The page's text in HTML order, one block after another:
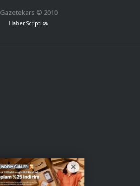
Gazetekars © 2010
Haber Scripti